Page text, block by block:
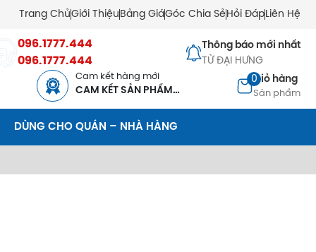
Trang ChủGiới Thiệu Bảng GiáGóc Chia Sẻ Hỏi ĐápLiên Hệ
096.1777.444
096.1777.444
Thông báo mới nhất
TỪ ĐẠI HƯNG
Cam kết hàng mới
CAM KẾT SẢN PHẨM
Giỏ hàng
Sản phẩm
0
DÙNG CHO QUÁN – NHÀ HÀNG